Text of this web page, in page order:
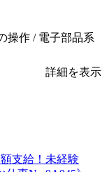
操作 / 電子部品系
詳細を表示